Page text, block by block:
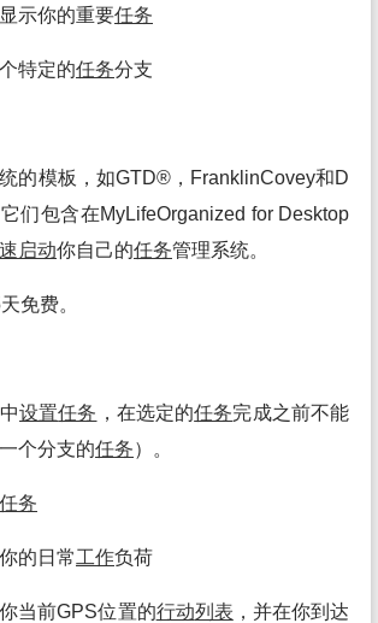
显示你的重要任务
特定的任务分支
的模板，如GTD®，FranklinCovey和D
们包含在MyLifeOrganized for Desktop
启动你自己的任务管理系统。
免费。
设置任务 ，在选定的任务完成之前不能
个分支的任务）。
任务
的日常工作负荷
你当前GPS位置的行动列表 ，并在你到达